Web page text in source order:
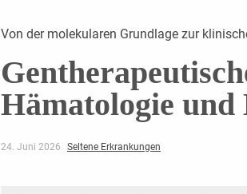
Von der molekularen Grundlage zur
Hämatologie und
24. Juni 2026 Seltene Erkrankungen